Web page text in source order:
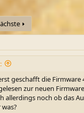
geschafft die Firmware
zur neuen
allerdings noch ob das